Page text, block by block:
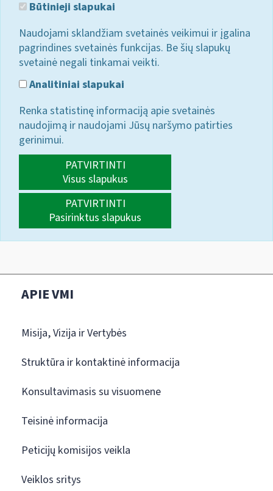
Būtinieji slapukai
Naudojami sklandžiam svetainės veikimui ir įgalina
pagrindines svetainės funkcijas. Be šių slapukų
svetainė negali tinkamai veikti.
Analitiniai slapukai
Renka statistinę informaciją apie svetainės
naudojimą ir naudojami Jūsų naršymo patirties
gerinimui.
PATVIRTINTI
Visus slapukus
PATVIRTINTI
Pasirinktus slapukus
APIE VMI
Misija, Vizija ir Vertybės
Struktūra ir kontaktinė informacija
Konsultavimasis su visuomene
Teisinė informacija
Peticijų komisijos veikla
Veiklos sritys